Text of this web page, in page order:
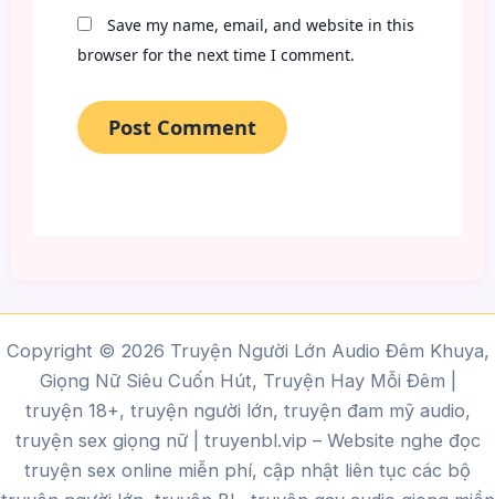
Save my name, email, and website in this
browser for the next time I comment.
Copyright © 2026 Truyện Người Lớn Audio Đêm Khuya,
Giọng Nữ Siêu Cuốn Hút, Truyện Hay Mỗi Đêm |
truyện 18+, truyện người lớn, truyện đam mỹ audio,
truyện sex giọng nữ | truyenbl.vip – Website nghe đọc
truyện sex online miễn phí, cập nhật liên tục các bộ